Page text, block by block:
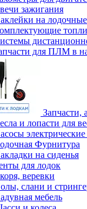
зажигания
на
для ПЛМ в
Запчасти,
и лопасти для
Фурнитура
на сиденья
для лодок
веревки
слани и
мебель